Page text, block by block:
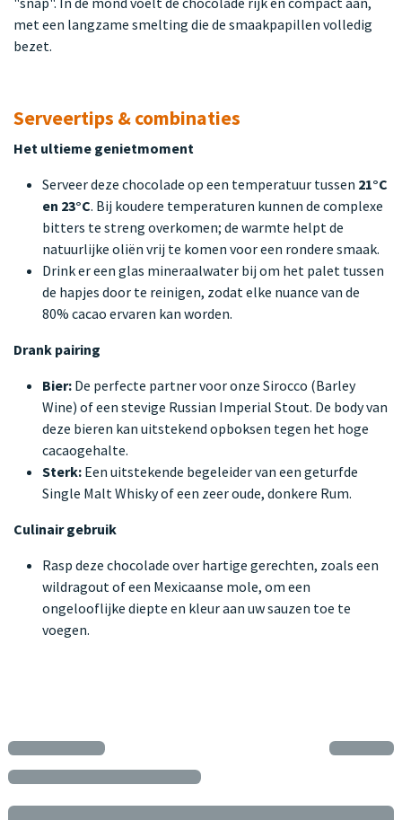
met een langzame smelting die de smaakpapillen volledig
bezet.
Serveertips & combinaties
Het ultieme genietmoment
Serveer deze chocolade op een temperatuur tussen 21°C
en 23°C. Bij koudere temperaturen kunnen de complexe
bitters te streng overkomen; de warmte helpt de
natuurlijke oliën vrij te komen voor een rondere smaak.
Drink er een glas mineraalwater bij om het palet tussen
de hapjes door te reinigen, zodat elke nuance van de
80% cacao ervaren kan worden.
Drank pairing
Bier: De perfecte partner voor onze Sirocco (Barley
Wine) of een stevige Russian Imperial Stout. De body van
deze bieren kan uitstekend opboksen tegen het hoge
cacaogehalte.
Sterk: Een uitstekende begeleider van een geturfde
Single Malt Whisky of een zeer oude, donkere Rum.
Culinair gebruik
Rasp deze chocolade over hartige gerechten, zoals een
wildragout of een Mexicaanse mole, om een
ongelooflijke diepte en kleur aan uw sauzen toe te
voegen.